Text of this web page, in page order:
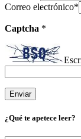
Correo electrónico*
Captcha *
¿Qué te apetece leer?